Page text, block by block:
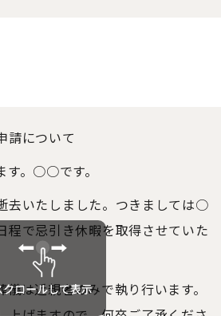
請について
す。○○です。
いたしました。つきましては○
で忌引き休暇を取得させていた
は近親者のみで執り行います。